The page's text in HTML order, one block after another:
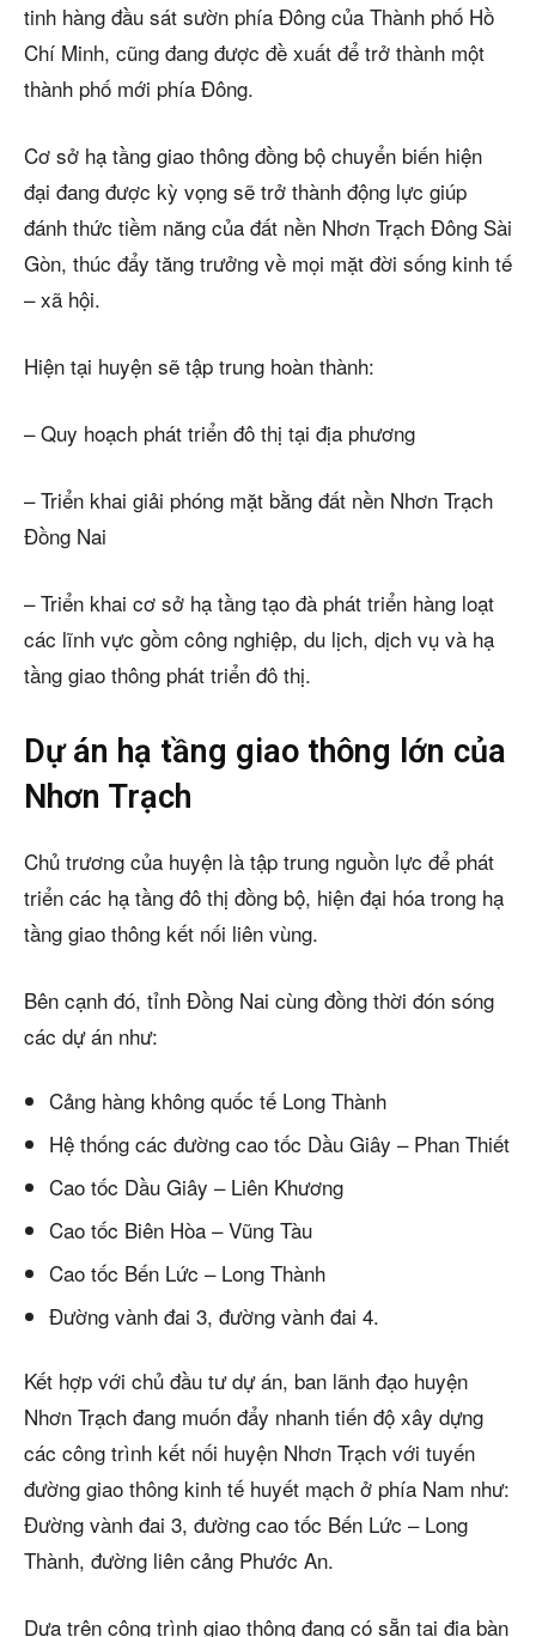
tinh hàng đầu sát sườn phía Đông của Thành phố Hồ
Chí Minh, cũng đang được đề xuất để trở thành một
thành phố mới phía Đông.
Cơ sở hạ tầng giao thông đồng bộ chuyển biến hiện
đại đang được kỳ vọng sẽ trở thành động lực giúp
đánh thức tiềm năng của đất nền Nhơn Trạch Đông Sài
Gòn, thúc đẩy tăng trưởng về mọi mặt đời sống kinh tế
– xã hội.
Hiện tại huyện sẽ tập trung hoàn thành:
– Quy hoạch phát triển đô thị tại địa phương
– Triển khai giải phóng mặt bằng đất nền Nhơn Trạch
Đồng Nai
– Triển khai cơ sở hạ tầng tạo đà phát triển hàng loạt
các lĩnh vực gồm công nghiệp, du lịch, dịch vụ và hạ
tầng giao thông phát triển đô thị.
Dự án hạ tầng giao thông lớn của
Nhơn Trạch
Chủ trương của huyện là tập trung nguồn lực để phát
triển các hạ tầng đô thị đồng bộ, hiện đại hóa trong hạ
tầng giao thông kết nối liên vùng.
Bên cạnh đó, tỉnh Đồng Nai cùng đồng thời đón sóng
các dự án như:
Cảng hàng không quốc tế Long Thành
Hệ thống các đường cao tốc Dầu Giây – Phan Thiết
Cao tốc Dầu Giây – Liên Khương
Cao tốc Biên Hòa – Vũng Tàu
Cao tốc Bến Lức – Long Thành
Đường vành đai 3, đường vành đai 4.
Kết hợp với chủ đầu tư dự án, ban lãnh đạo huyện
Nhơn Trạch đang muốn đẩy nhanh tiến độ xây dựng
các công trình kết nối huyện Nhơn Trạch với tuyến
đường giao thông kinh tế huyết mạch ở phía Nam như:
Đường vành đai 3, đường cao tốc Bến Lức – Long
Thành, đường liên cảng Phước An.
Dựa trên công trình giao thông đang có sẵn tại địa bàn